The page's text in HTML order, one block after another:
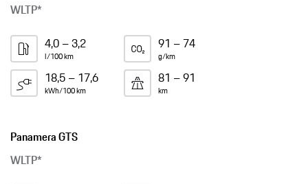
WLTP*
4,0 – 3,2
l/100 km
91 – 74
g/km
18,5 – 17,6
kWh/100 km
81 – 91
km
Panamera GTS
WLTP*